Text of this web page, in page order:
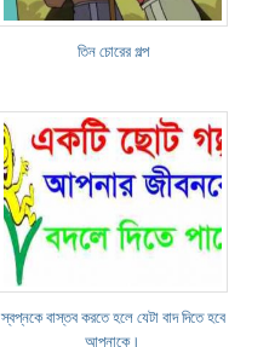
তিন চোরের গল্প
স্বপ্নকে বাস্তব করতে হলে যেটা বাদ দিতে হবে
আপনাকে।